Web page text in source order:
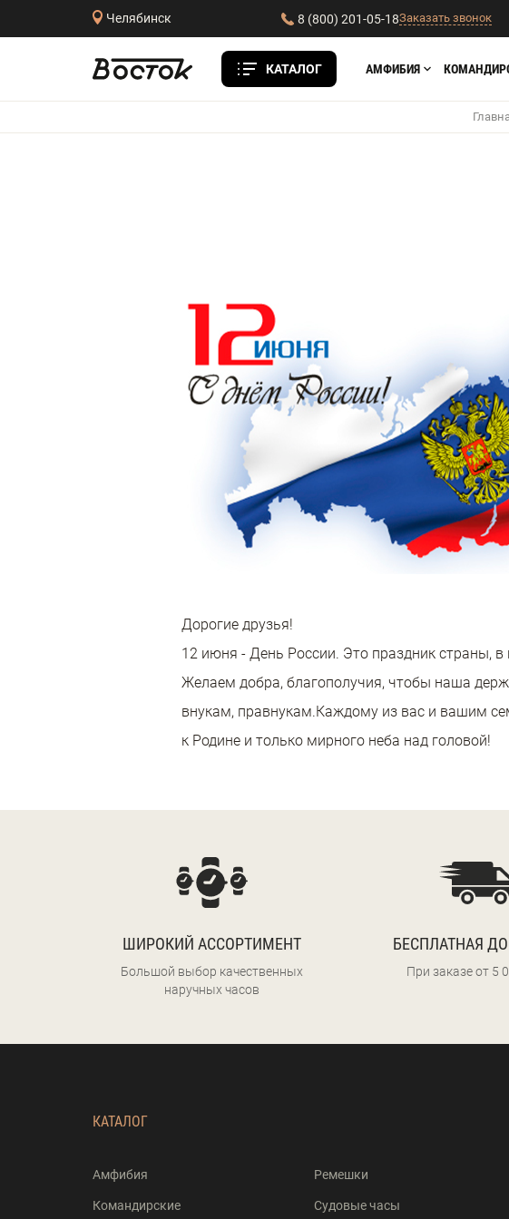
Челябинск 8 (800) 201-05-18Заказать звонок
КАТАЛОГ АМФИБИЯ
Дорогие друзья!
12 июня - День России. Это праздник страны,
Желаем добра, благополучия, чтобы наша
внукам, правнукам.Каждому из вас и вашим
к Родине и только мирного неба над головой!
ШИРОКИЙ АССОРТИМЕНТ
Большой выбор качественных
наручных часов
БЕСПЛАТНАЯ
При заказе от 5
КАТАЛОГ
Амфибия
Командирские
Ремешки
Судовые часы